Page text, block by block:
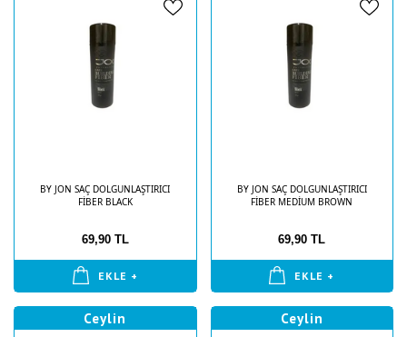
BY JON SAÇ DOLGUNLAŞTIRICI
FİBER BLACK
69,90 TL
EKLE +
BY JON SAÇ DOLGUNLAŞTIRICI
FİBER MEDİUM BROWN
69,90 TL
EKLE +
Ceylin Ceylin